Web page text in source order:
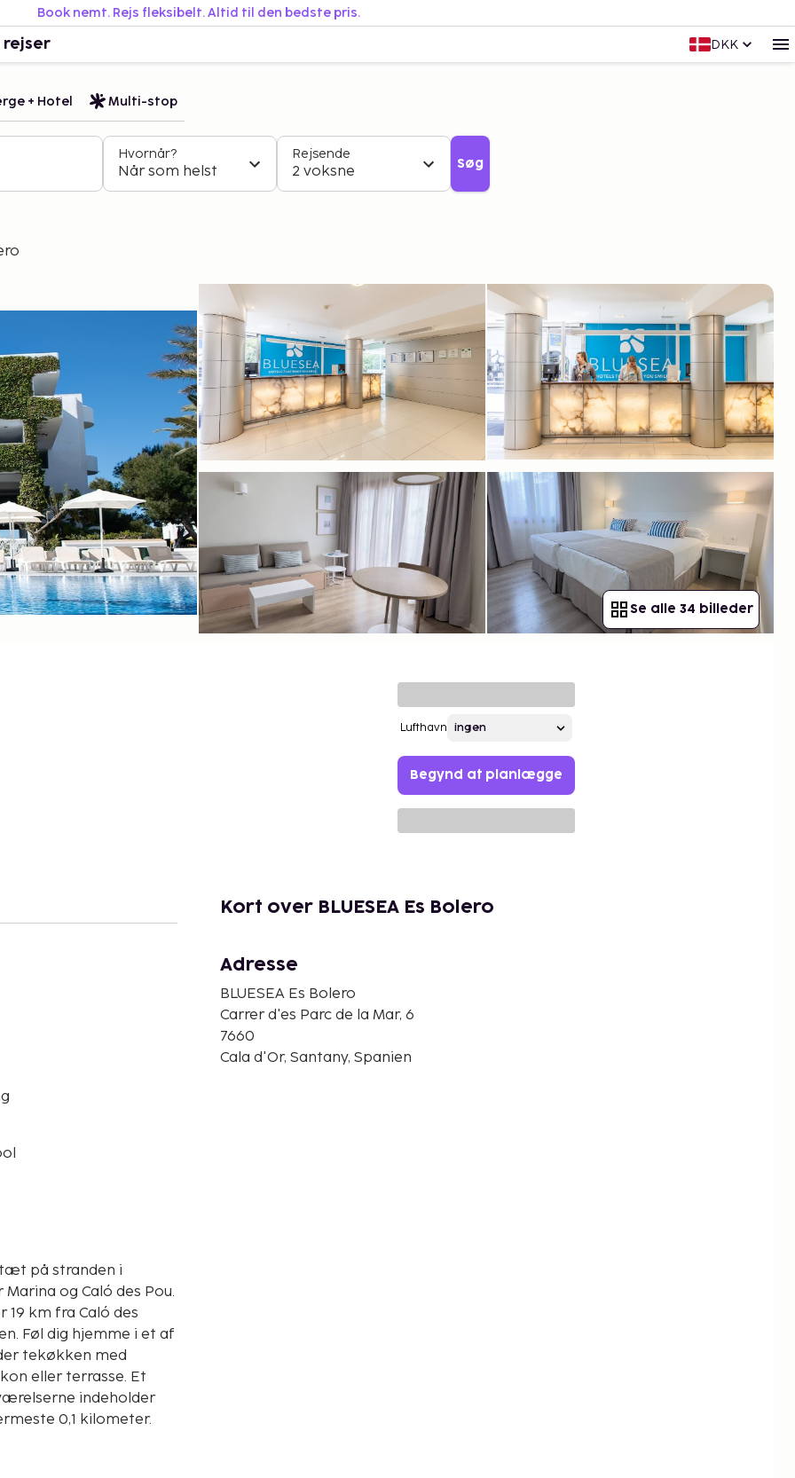
Book nemt. Rejs fleksibelt. Altid til den bedste pris.
rejser DKK
+ Hotel Multi-stop
Hvornår?
Når som helst
Rejsende
2 voksne Søg
Se alle 34 billeder
Lufthavn
Begynd at planlægge
tæt på stranden i
og Caló des Pou.
km fra Caló des
Føl dig hjemme i et af
tekøkken med
eller terrasse. Et
indeholder
0,1 kilometer.
Kort over BLUESEA Es Bolero
Adresse
BLUESEA Es Bolero
Carrer d'es Parc de la Mar, 6
7660
Cala d'Or, Santany, Spanien